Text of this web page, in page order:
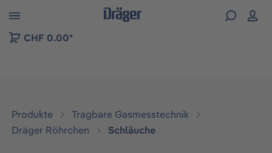
der B2B-Plattform springen
CHF 0.00*
Produkte
Tragbare Gasmesstechnik
Dräger Röhrchen
Schläuche